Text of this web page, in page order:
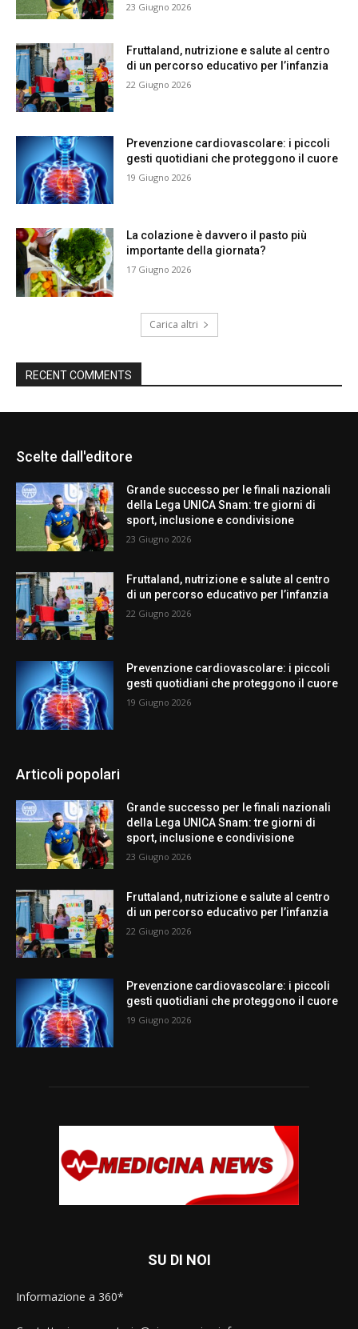
23 Giugno 2026
Fruttaland, nutrizione e salute al centro
di un percorso educativo per l’infanzia
22 Giugno 2026
Prevenzione cardiovascolare: i piccoli
gesti quotidiani che proteggono il cuore
19 Giugno 2026
La colazione è davvero il pasto più
importante della giornata?
17 Giugno 2026
Carica altri
RECENT COMMENTS
Scelte dall'editore
Grande successo per le finali nazionali
della Lega UNICA Snam: tre giorni di
sport, inclusione e condivisione
23 Giugno 2026
Fruttaland, nutrizione e salute al centro
di un percorso educativo per l’infanzia
22 Giugno 2026
Prevenzione cardiovascolare: i piccoli
gesti quotidiani che proteggono il cuore
19 Giugno 2026
Articoli popolari
Grande successo per le finali nazionali
della Lega UNICA Snam: tre giorni di
sport, inclusione e condivisione
23 Giugno 2026
Fruttaland, nutrizione e salute al centro
di un percorso educativo per l’infanzia
22 Giugno 2026
Prevenzione cardiovascolare: i piccoli
gesti quotidiani che proteggono il cuore
19 Giugno 2026
SU DI NOI
Informazione a 360*